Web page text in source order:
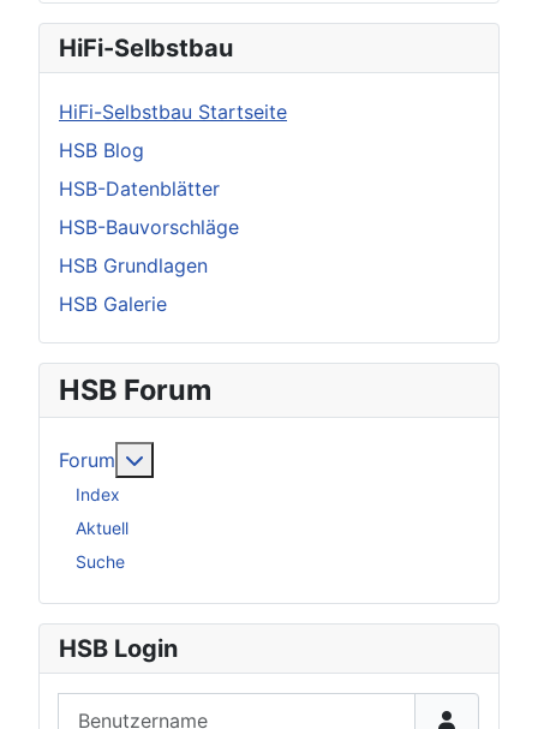
HiFi-Selbstbau
HiFi-Selbstbau Startseite
HSB Blog
HSB-Datenblätter
HSB-Bauvorschläge
HSB Grundlagen
HSB Galerie
HSB Forum
Forum
Index
Aktuell
Suche
HSB Login